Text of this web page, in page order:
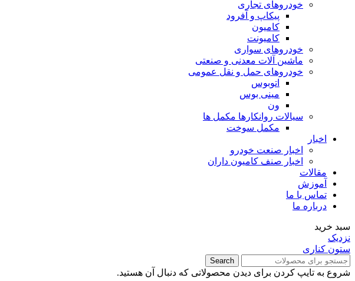
خودروهای تجاری
پیکاپ و آفرود
کامیون
کامیونت
خودروهای سواری
ماشین آلات معدنی و صنعتی
خودروهای حمل و نقل عمومی
اتوبوس
مینی بوس
ون
سیالات روانکارها مکمل ها
مکمل سوخت
اخبار
اخبار صنعت خودرو
اخبار صنف کامیون داران
مقالات
آموزش
تماس با ما
درباره ما
سبد خرید
نزدیک
ستون کناری
Search
شروع به تایپ کردن برای دیدن محصولاتی که دنبال آن هستید.